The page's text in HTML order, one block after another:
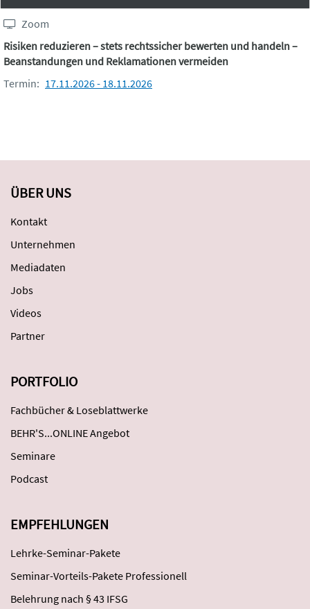
Zoom
Risiken reduzieren – stets rechtssicher bewerten und handeln –
Beanstandungen und Reklamationen vermeiden
Termin: 17.11.2026 - 18.11.2026
ÜBER UNS
Kontakt
Unternehmen
Mediadaten
Jobs
Videos
Partner
PORTFOLIO
Fachbücher & Loseblattwerke
BEHR'S...ONLINE Angebot
Seminare
Podcast
EMPFEHLUNGEN
Lehrke-Seminar-Pakete
Seminar-Vorteils-Pakete Professionell
Belehrung nach § 43 IFSG